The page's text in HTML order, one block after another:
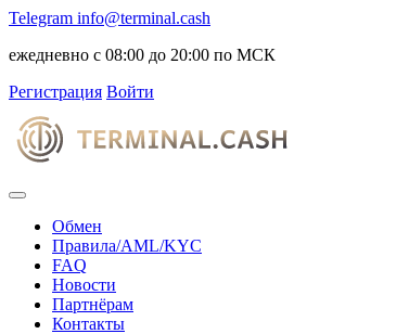
Telegram info@terminal.cash
ежедневно с 08:00 до 20:00 по МСК
Регистрация Войти
Обмен
Правила/AML/KYC
FAQ
Новости
Партнёрам
Контакты